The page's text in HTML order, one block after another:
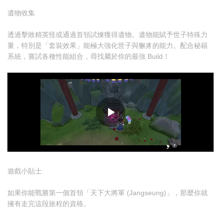
遺物收集
透過擊敗精英怪或通過首領試煉獲得遺物。遺物能賦予世子特殊力
量，特別是「套裝效果」能極大強化世子與獬豸的能力。配合秘籍
系統，嘗試各種性能組合，尋找屬於你的最強 Build！
遊戲小貼士
如果你能戰勝第一個首領「天下大將軍 (Jangseung)」，那麼你就
擁有走完這段旅程的資格。